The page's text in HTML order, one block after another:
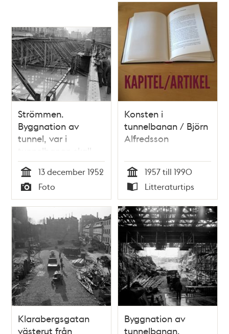
Strömmen.
Byggnation av
tunnel, var i
tunnelbanan skall
gå fram under
strömmen. T. v. ses
Strömsborg och
Restaurant Trianon
och t.h.
Riddarholmen. I
fonden kan vi se
Gamla Stan och
Katarina kyrka
Tid
13 december 1952
Typ
Foto
Konsten i
tunnelbanan / Björn
Alfredsson
Tid
1957 till 1990
Typ
Litteraturtips
Klarabergsgatan
västerut från
Byggnation av
tunnelbanan.